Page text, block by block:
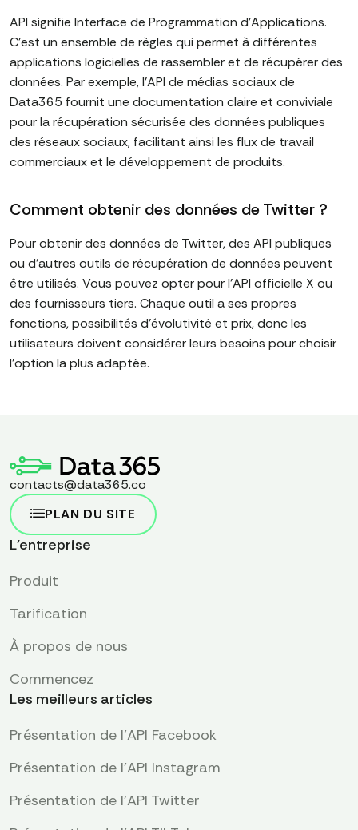
API signifie Interface de Programmation d'Applications.
C'est un ensemble de règles qui permet à différentes
applications logicielles de rassembler et de récupérer des
données. Par exemple, l'API de médias sociaux de
Data365 fournit une documentation claire et conviviale
pour la récupération sécurisée des données publiques
des réseaux sociaux, facilitant ainsi les flux de travail
commerciaux et le développement de produits.
Comment obtenir des données de Twitter ?
Pour obtenir des données de Twitter, des API publiques
ou d'autres outils de récupération de données peuvent
être utilisés. Vous pouvez opter pour l'API officielle X ou
des fournisseurs tiers. Chaque outil a ses propres
fonctions, possibilités d'évolutivité et prix, donc les
utilisateurs doivent considérer leurs besoins pour choisir
l'option la plus adaptée.
contacts@data365.co
PLAN DU SITE
L'entreprise
Produit
Tarification
À propos de nous
Commencez
Les meilleurs articles
Présentation de l'API Facebook
Présentation de l'API Instagram
Présentation de l'API Twitter